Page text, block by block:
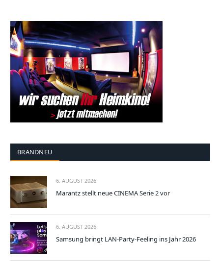
BRANDNEU
6. AUGUST 2026
Marantz stellt neue CINEMA Serie 2 vor
6. AUGUST 2026
Samsung bringt LAN-Party-Feeling ins Jahr 2026